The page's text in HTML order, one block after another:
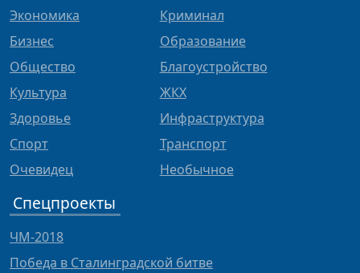
Экономика
Бизнес
Общество
Культура
Здоровье
Спорт
Очевидец
Криминал
Образование
Благоустройство
ЖКХ
Инфраструктура
Транспорт
Необычное
Спецпроекты
ЧМ-2018
Победа в Сталинградской битве